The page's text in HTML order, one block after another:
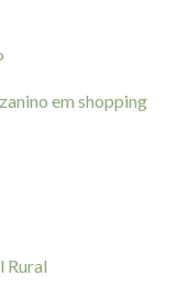
em shopping
Rural